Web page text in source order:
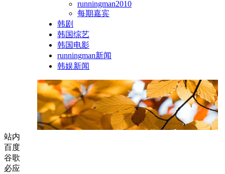
runningman2010
每期嘉宾
韩剧
韩国综艺
韩国电影
runningman新闻
韩娱新闻
站内
百度
谷歌
必应